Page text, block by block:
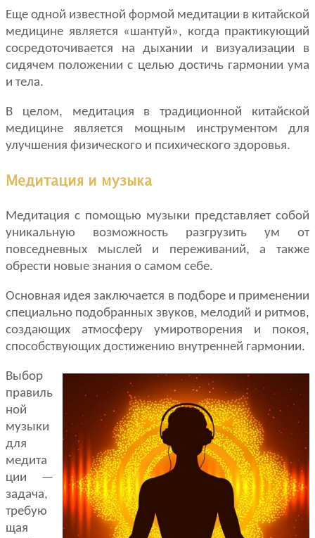
Еще одной известной формой медитации в китайской
медицине является «шантуй», когда практикующий
сосредоточивается на дыхании и визуализации в
сидячем положении с целью достичь гармонии ума
и тела.
В целом, медитация в традиционной китайской
медицине является мощным инструментом для
улучшения физического и психического здоровья.
Медитация и музыка
Медитация с помощью музыки представляет собой
уникальную возможность разгрузить ум от
повседневных мыслей и переживаний, а также
обрести новые знания о самом себе.
Основная идея заключается в подборе и применении
специально подобранных звуков, мелодий и ритмов,
создающих атмосферу умиротворения и покоя,
способствующих достижению внутренней гармонии.
Выбор
правиль
ной
музыки
для
медита
ции —
задача,
требую
щая